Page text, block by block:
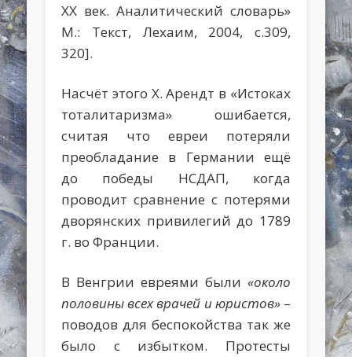
ХХ век. Аналитический словарь»
М.: Текст, Лехаим, 2004, с.309,
320].
Насчёт этого Х. Арендт в «Истоках
тоталитаризма» ошибается,
считая что евреи потеряли
преобладание в Германии ещё
до победы НСДАП, когда
проводит сравнение с потерями
дворянских привилегий до 1789
г. во Франции.
В Венгрии евреями были «около
половины всех врачей и юристов»–
поводов для беспокойства так же
было с избытком. Протесты